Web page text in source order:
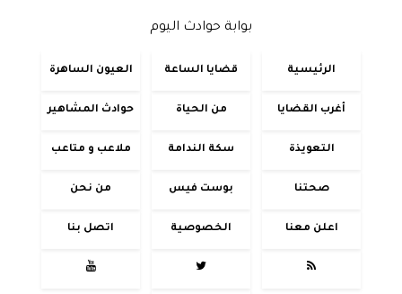
بوابة حوادث اليوم
الرئيسية قضايا الساعة العيون الساهرة
أغرب القضايا من الحياة حوادث المشاهير
التعويذة سكة الندامة ملاعب و متاعب
صحتنا بوست فيس من نحن
اعلن معنا الخصوصية اتصل بنا


